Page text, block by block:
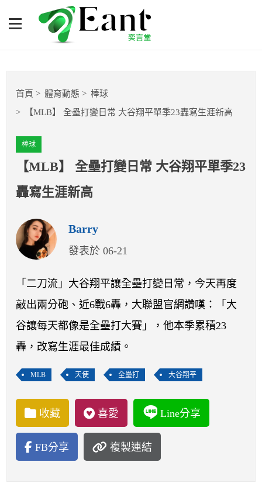
【MLB】 全壘打變日常 大
谷翔平單季23轟寫生涯新高
籃球
球隊數據
運彩報報
明星分析師
開賽列表
首頁 體育動態 棒球
【MLB】 全壘打變日常 大谷翔平單季23轟寫生涯新高
棒球
【MLB】 全壘打變日常 大谷翔平單季23
轟寫生涯新高
Barry
發表於 06-21
「二刀流」大谷翔平讓全壘打變日常，今天再度
敲出兩分砲、近6戰6轟，大聯盟官網讚嘆：「大
谷讓每天都像是全壘打大賽」，他本季累積23
轟，改寫生涯最佳成績。
MLB 天使 全壘打 大谷翔平
收藏 喜愛 Line分享
FB分享 複製連結